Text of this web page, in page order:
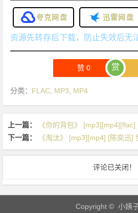
夸克网盘 迅雷网盘
资源先转存后下载，防止失效后无
赞0 赏
分类： FLAC MP3 MP4
上一篇：
《你的背包》
下一篇：
《淘汰》 [mp3][mp4] [陈奕迅]
评论已关闭！
Copyright © 小姨